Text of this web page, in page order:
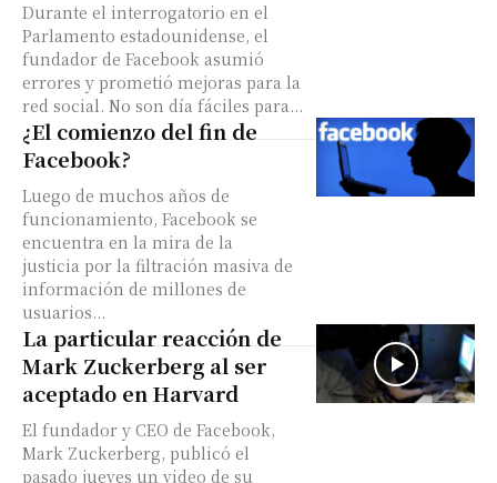
Durante el interrogatorio en el
Parlamento estadounidense, el
fundador de Facebook asumió
errores y prometió mejoras para la
red social. No son día fáciles para...
¿El comienzo del fin de
Facebook?
Luego de muchos años de
funcionamiento, Facebook se
encuentra en la mira de la
justicia por la filtración masiva de
información de millones de
usuarios...
La particular reacción de
Mark Zuckerberg al ser
aceptado en Harvard
El fundador y CEO de Facebook,
Mark Zuckerberg, publicó el
pasado jueves un video de su